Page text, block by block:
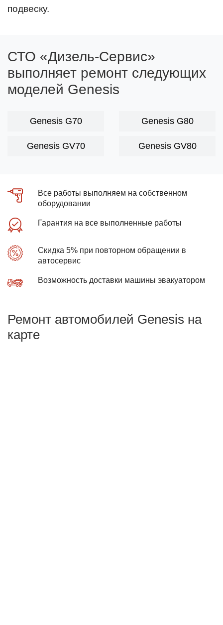
подвеску.
СТО «Дизель-Сервис»
выполняет ремонт следующих
моделей Genesis
Genesis G70 Genesis G80
Genesis GV70 Genesis GV80
Все работы выполняем на собственном
оборудовании
Гарантия на все выполненные работы
Скидка 5% при повторном обращении в
автосервис
Возможность доставки машины эвакуатором
Ремонт автомобилей Genesis на
карте